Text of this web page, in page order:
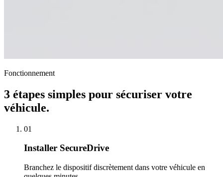
Fonctionnement
3 étapes simples pour sécuriser votre
véhicule.
01
Installer SecureDrive
Branchez le dispositif discrètement dans votre véhicule en